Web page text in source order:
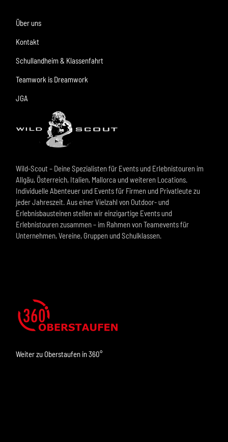
Über uns
Kontakt
Schullandheim & Klassenfahrt
Teamwork is Dreamwork
JGA
Wild-Scout – Deine Spezialisten für Events und Erlebnistouren im
Allgäu, Österreich, Italien, Mallorca und weiteren Locations.
Individuelle Abenteuer und Events für Firmen und Privatleute zu
jeder Jahreszeit. Aus einer Vielzahl von Outdoor- und
Erlebnisbausteinen stellen wir einzigartige Events und
Erlebnistouren zusammen – im Rahmen von Teamevents für
Unternehmen, Vereine, Gruppen und Schulklassen.
Weiter zu Oberstaufen in360°